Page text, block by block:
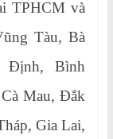
TPHCM và
Tàu, Bà
Định, Bình
Mau, Đắk
Gia Lai,